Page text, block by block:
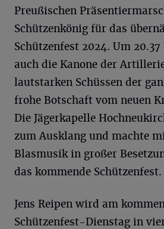
Preußischen
Schützenkönig für das
Schützenfest 2024. Um
auch die Kanone der
lautstarken Schüssen der
frohe Botschaft vom neuen
Die Jägerkapelle
zum Ausklang und machte
Blasmusik in großer
das kommende Schützenfest.
Jens Reipen wird am
Schützenfest-Dienstag in